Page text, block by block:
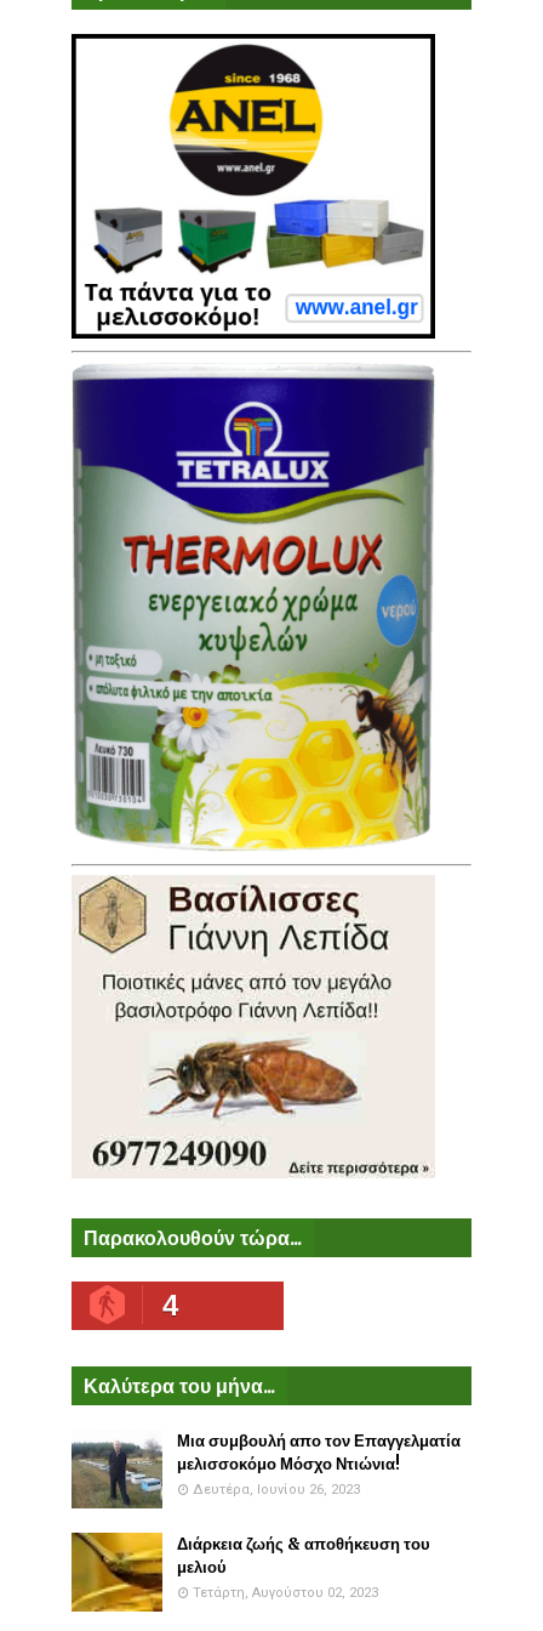
Παρακολουθούν τώρα...
4
Καλύτερα του μήνα...
Μια συμβουλή απο τον Επαγγελματία
μελισσοκόμο Μόσχο Ντιώνια!
Δευτέρα, Ιουνίου 26, 2023
Διάρκεια ζωής & αποθήκευση του
μελιού
Τετάρτη, Αυγούστου 02, 2023